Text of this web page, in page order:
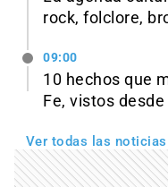
rock, folclore,
09:00
10 hechos que
Fe, vistos
Ver todas las noticias